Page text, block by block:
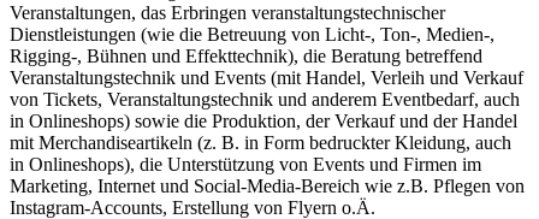
Veranstaltungen, das Erbringen veranstaltungstechnischer
Dienstleistungen (wie die Betreuung von Licht-, Ton-, Medien-,
Rigging-, Bühnen und Effekttechnik), die Beratung betreffend
Veranstaltungstechnik und Events (mit Handel, Verleih und Verkauf
von Tickets, Veranstaltungstechnik und anderem Eventbedarf, auch
in Onlineshops) sowie die Produktion, der Verkauf und der Handel
mit Merchandiseartikeln (z. B. in Form bedruckter Kleidung, auch
in Onlineshops), die Unterstützung von Events und Firmen im
Marketing, Internet und Social-Media-Bereich wie z.B. Pflegen von
Instagram-Accounts, Erstellung von Flyern o.Ä.